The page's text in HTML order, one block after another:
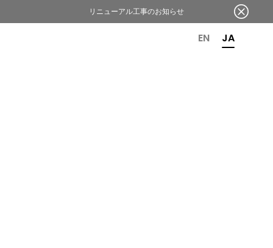
EN JA
リニューアル工事のお知らせ
OR 6TH ANNIVERSARY